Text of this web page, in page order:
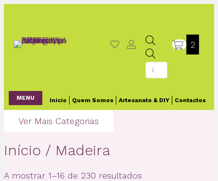
Products
search
2
MENU Início Quem Somos Artesanato & DIY Contactos
Início / Madeira
A mostrar 1–16 de 230 resultados
Ver Mais Categorias